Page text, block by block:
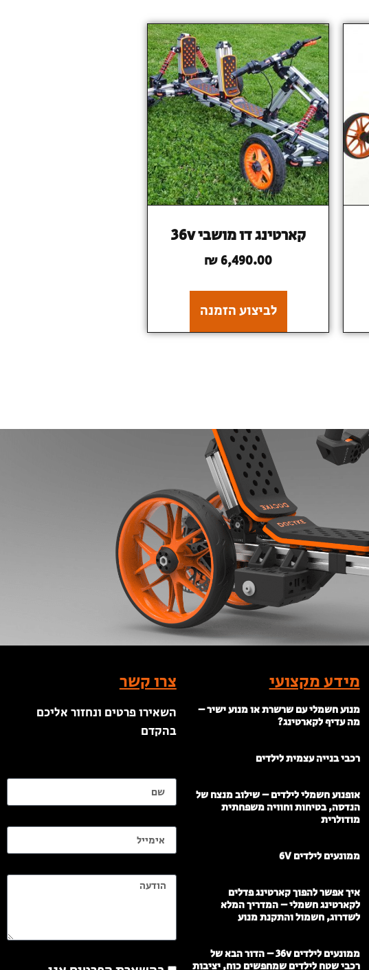
קארטינג דו מושבי 36v
₪6,490.00
לביצוע הזמנה
מידע מקצועי
מנוע חשמלי עם שרשרת או מנוע ישיר –
מה עדיף לקארטינג?
רכבי בנייה עצמית לילדים
אופנוע חשמלי לילדים – שילוב מנצח של
הנדסה, בטיחות וחוויה משפחתית
מודולרית
ממונעים לילדים 6V
איך אפשר להפוך קארטינג פדלים
לקארטינג חשמלי – המדריך המלא
לשדרוג, חשמול והתקנת מנוע
ממונעים לילדים 36v – הדור הבא של
רכבי שטח לילדים שמחפשים כוח, יציבות
צרו קשר
השאירו פרטים ונחזור אליכם
בהקדם